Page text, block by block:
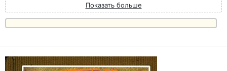
Показать больше